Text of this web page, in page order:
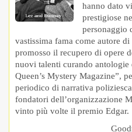
hanno dato
prestigiose
personaggio
vastissima fama come autore
promosso il recupero di opere
nuovi talenti curando antologie
Queen’s Mystery Magazine”,
periodico di narrativa
fondatori dell’organizzazione
vinto più volte il premio Edgar.